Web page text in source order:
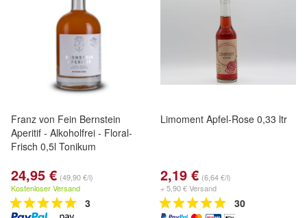
Franz von Fein Bernstein
Aperitif - Alkoholfrei - Floral-
Frisch 0,5l Tonikum
24,95 € (49,90 €/l)
Kostenloser Versand
3
Limoment Apfel-Rose 0,33 ltr
2,19 € (6,64 €/l)
+ 5,90 € Versand
30